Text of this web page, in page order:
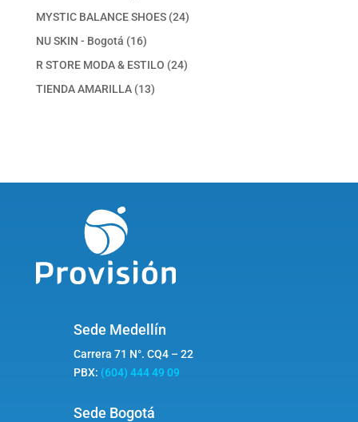
productos
MYSTIC BALANCE SHOES 2424
NU SKIN - Bogotá 1616
productos
R STORE MODA & ESTILO 2424
TIENDA AMARILLA 1313
Sede Medellín
Carrera 71 N°. CQ4 – 22
PBX: (604) 444 49 09
Sede Bogotá